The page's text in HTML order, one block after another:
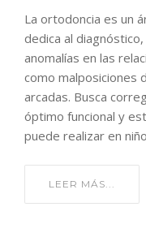
La ortodoncia es un
dedica al
anomalías en las
como malposiciones
arcadas. Busca
óptimo funcional y
puede realizar en
LEER MÁS...